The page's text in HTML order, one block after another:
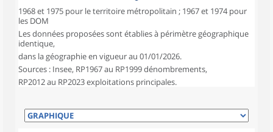
1968 et 1975 pour le territoire métropolitain ; 1967 et 1974 pour
les DOM
Les données proposées sont établies à périmètre géographique
identique,
dans la géographie en vigueur au 01/01/2026.
Sources : Insee, RP1967 au RP1999 dénombrements,
RP2012 au RP2023 exploitations principales.